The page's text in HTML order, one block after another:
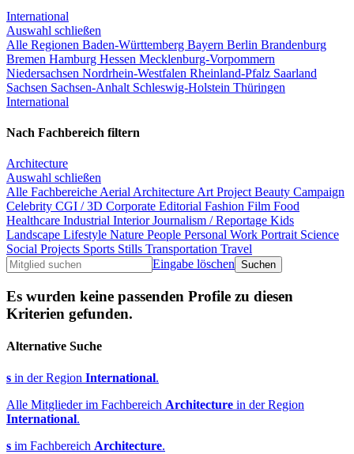
International
Auswahl schließen
Alle Regionen Baden-Württemberg Bayern Berlin Brandenburg
Bremen Hamburg Hessen Mecklenburg-Vorpommern
Niedersachsen Nordrhein-Westfalen Rheinland-Pfalz Saarland
Sachsen Sachsen-Anhalt Schleswig-Holstein Thüringen
International
Nach Fachbereich filtern
Architecture
Auswahl schließen
Alle Fachbereiche Aerial Architecture Art Project Beauty Campaign
Celebrity CGI / 3D Corporate Editorial Fashion Film Food
Healthcare Industrial InteriorJournalism / Reportage Kids
Landscape Lifestyle Nature People Personal Work Portrait Science
Social Projects Sports Stills Transportation Travel
Eingabe löschen
Es wurden keine passenden Profile zu diesen
Kriterien gefunden.
Alternative Suche
s in der Region International.
Alle Mitglieder im Fachbereich Architecture in der Region
International.
s im Fachbereich Architecture.